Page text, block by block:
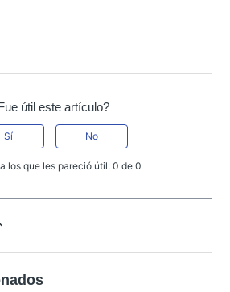
útil este artículo?
Sí No
los que les pareció útil: 0 de 0